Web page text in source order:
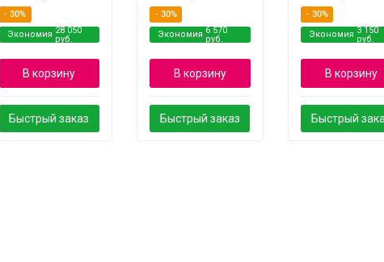
- 30%
Экономия 28 050
руб.
В корзину
Быстрый заказ
- 30%
Экономия 6 570
руб.
В корзину
Быстрый заказ
- 30%
Экономия 3 150
руб.
В корзину
Быстрый